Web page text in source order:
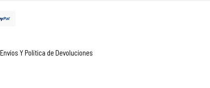
Envíos Y Política de Devoluciones